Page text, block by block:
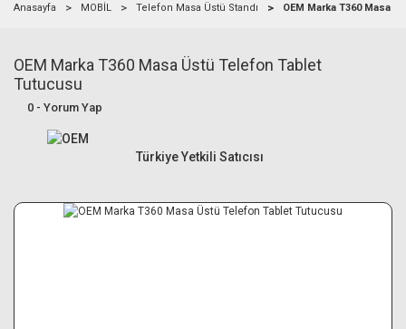
Canon R6 Mark IIIBundle Setler
Alışverişe
Anasayfa MOBİL Telefon Masa Üstü Standı OEM Marka T360 Masa
OEM Marka T360 Masa Üstü Telefon Tablet
Tutucusu
0 - Yorum Yap
Türkiye Yetkili Satıcısı